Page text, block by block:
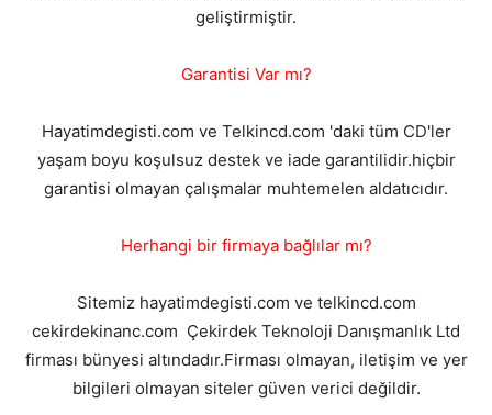
geliştirmiştir.
Garantisi Var mı?
Hayatimdegisti.com ve Telkincd.com 'daki tüm CD'ler
yaşam boyu koşulsuz destek ve iade garantilidir.hiçbir
garantisi olmayan çalışmalar muhtemelen aldatıcıdır.
Herhangi bir firmaya bağlılar mı?
Sitemiz hayatimdegisti.com ve telkincd.com
cekirdekinanc.com Çekirdek Teknoloji Danışmanlık Ltd
firması bünyesi altındadır.Firması olmayan, iletişim ve yer
bilgileri olmayan siteler güven verici değildir.